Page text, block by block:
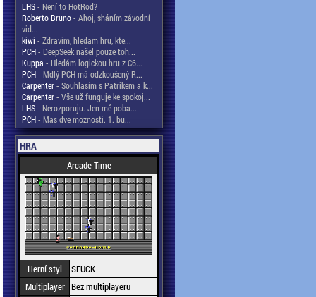
LHS- Není to HotRod?
Roberto Bruno- Ahoj, sháním závodní
vid...
kiwi - Zdravim, hledam hru, kte...
PCH- DeepSeek našel pouze toh...
Kuppa - Hledám logickou hru z C6...
PCH- Mdlý PCH má odzkoušený R...
Carpenter- Souhlasím s Patrikem a k...
Carpenter- Vše už funguje ke spokoj...
LHS- Nerozporuju. Jen mě poba...
PCH- Mas dve moznosti. 1. bu...
HRA
Arcade Time
Herní styl
SEUCK
Multiplayer Bez multiplayeru